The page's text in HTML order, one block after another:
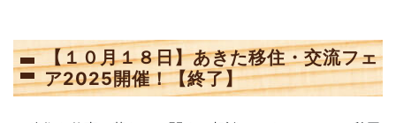
【１０月１８日】あきた移住・交流フェ
ア2025開催！【終了】